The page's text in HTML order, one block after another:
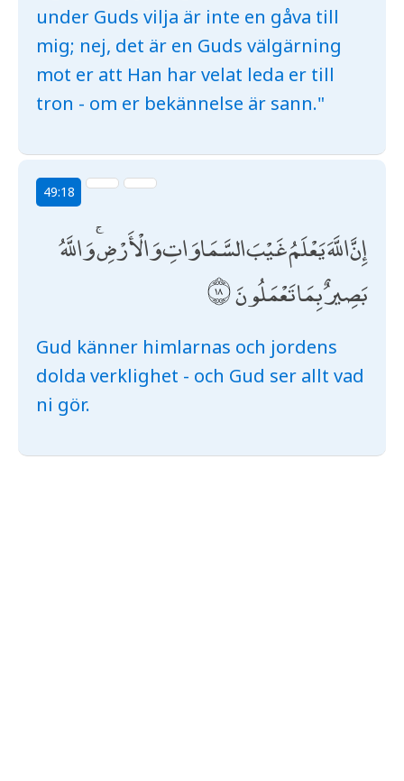
under Guds vilja är inte en gåva till
mig; nej, det är en Guds välgärning
mot er att Han har velat leda er till
tron - om er bekännelse är sann."
49:18
إِنَّ اللَّهَ يَعْلَمُ غَيْبَ السَّمَاوَاتِ وَالْأَرْضِ ۚ وَاللَّهُ
بَصِيرٌ بِمَا تَعْمَلُونَ
Gud känner himlarnas och jordens
dolda verklighet - och Gud ser allt vad
ni gör.